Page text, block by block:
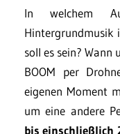
In welchem
Hintergrundmusik
soll es sein? Wann
BOOM per
eigenen Moment
um eine andere
bis einschließlich